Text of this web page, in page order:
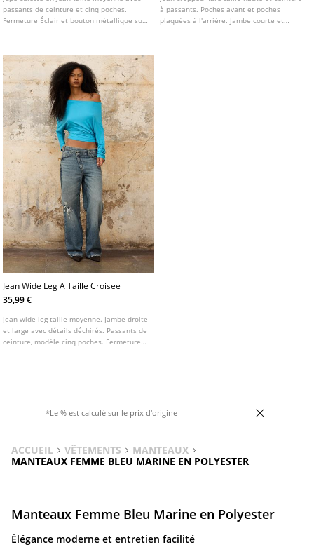
passants de ceinture et cinq poches.
Fermeture Éclair et bouton métallique sur
à passants. Poches avant et poches
plaquées à l'arrière. Jambe courte et
Jean Wide Leg A Taille Croisee
35,99 €
Jean wide leg taille moyenne. Jambe droite
et large avec détails déchirés. Passants de
ceinture, modèle cinq poches. Fermeture
*Le % est calculé sur le prix d'origine
ACCUEIL VÊTEMENTS
MANTEAUX
MANTEAUX FEMME BLEU MARINE EN POLYESTER
Manteaux Femme Bleu Marine en Polyester
Élégance moderne et entretien facilité